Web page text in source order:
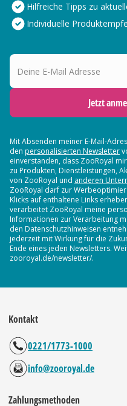
Hilfreiche Tipps zu
Individuelle
Deine E-Mail Adresse
Jetzt
Mit Absenden meiner E-Mail-
den personalisierten Newsletter
einverstanden, dass ZooRoyal
zu Produkten, Dienstleistungen,
von ZooRoyal und anderen
ZooRoyal darf zur
Klicks auf enthaltene Links
verarbeitet ZooRoyal meine
Informationen zur Verarbeitung
den Datenschutzhinweisen
jederzeit mit Wirkung für die
Ende eines jeden Newsletters.
zooroyal.de/newsletter/.
Kontakt
0221/1773-1000
info@zooroyal.de
Zahlungsmethoden